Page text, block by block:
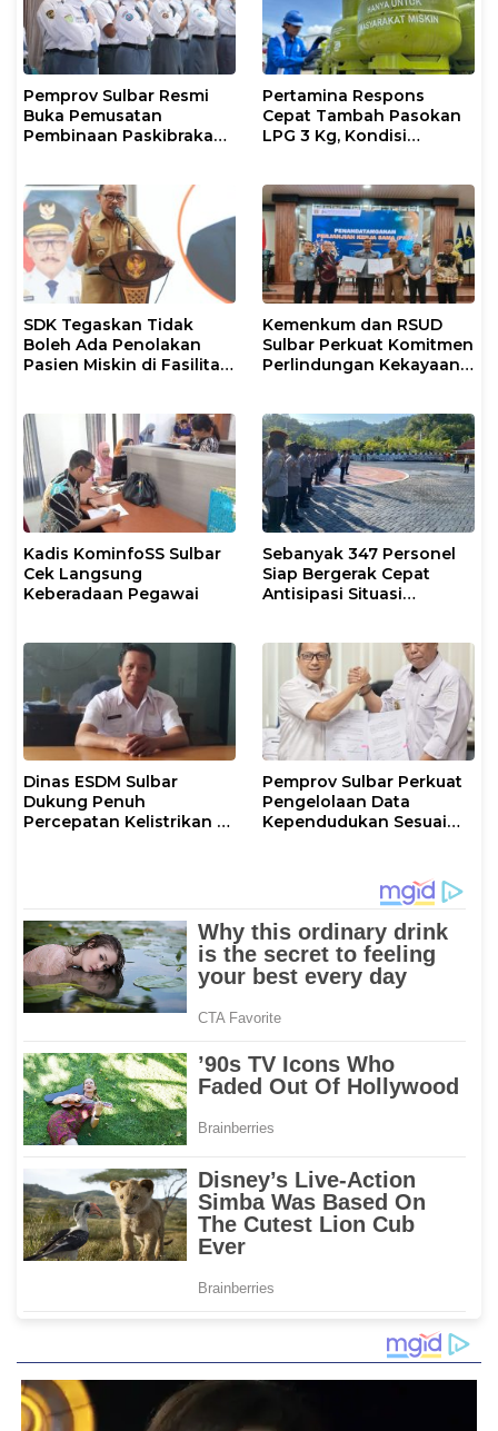
Pemprov Sulbar Resmi
Buka Pemusatan
Pembinaan Paskibraka
Pertamina Respons
Cepat Tambah Pasokan
LPG 3 Kg, Kondisi
SDK Tegaskan Tidak
Boleh Ada Penolakan
Pasien Miskin di Fasilitas
Kemenkum dan RSUD
Sulbar Perkuat Komitmen
Perlindungan Kekayaan
Kadis KominfoSS Sulbar
Cek Langsung
Keberadaan Pegawai
Sebanyak 347 Personel
Siap Bergerak Cepat
Antisipasi Situasi
Dinas ESDM Sulbar
Dukung Penuh
Percepatan Kelistrikan di
Pemprov Sulbar Perkuat
Pengelolaan Data
Kependudukan Sesuai